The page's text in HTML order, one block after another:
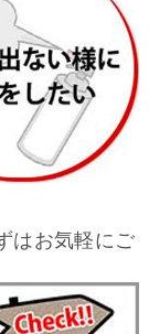
はお気軽にご